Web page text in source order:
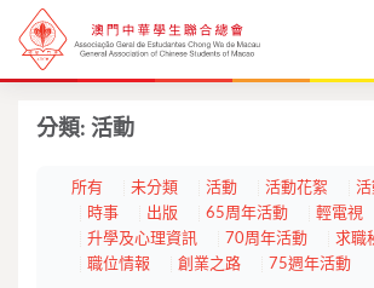
分類: 活動
所有 未分類 活動 活動花絮
活
時事
出版 65周年活動
輕電視
升學及心理資訊
70周年活動
求職
職位情報
創業之路 75週年活動